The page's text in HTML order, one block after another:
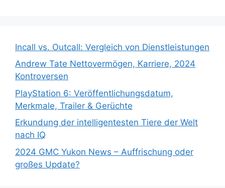
Incall vs. Outcall: Vergleich von Dienstleistungen
Andrew Tate Nettovermögen, Karriere, 2024
Kontroversen
PlayStation 6: Veröffentlichungsdatum,
Merkmale, Trailer & Gerüchte
Erkundung der intelligentesten Tiere der Welt
nach IQ
2024 GMC Yukon News – Auffrischung oder
großes Update?